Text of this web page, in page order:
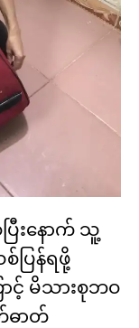
ြီးနောက် သူ့
ြန်ရဖို့
မိသားစုဘဝ
ဓာတ်